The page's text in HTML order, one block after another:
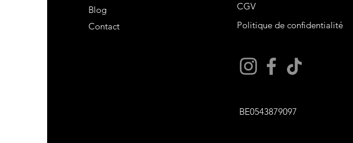
Blog
Contact
CGV
Politique de confidentialité
BE0543879097